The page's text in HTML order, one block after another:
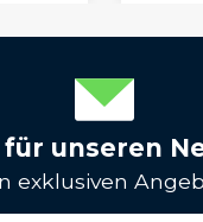
unseren
exklusiven